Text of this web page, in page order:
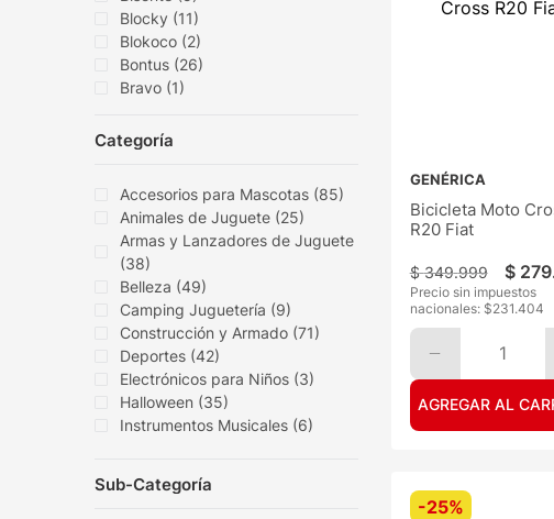
Categoría
Accesorios para Mascotas (85)
Animales de Juguete (25)
Armas y Lanzadores de Juguete
(38)
Belleza (49)
Camping Juguetería (9)
Construcción y Armado (71)
Deportes (42)
Electrónicos para Niños (3)
Halloween (35)
Instrumentos Musicales (6)
Blocky (11)
Blokoco (2)
Bontus (26)
Bravo (1)
Mostrar 48 más
Sub-Categoría
GENÉRICA
Bicicleta Moto
R20 Fiat
$ 349.999 $ 279
Precio sin impuestos
nacionales: $231.404
1
AGREGAR AL
-25%